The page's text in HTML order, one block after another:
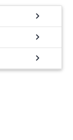
chevron_right
chevron_right
chevron_right